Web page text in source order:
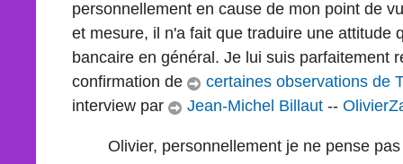
personnellement en cause de mon point de
et mesure, il n'a fait que traduire une attitude
bancaire en général. Je lui suis parfaitement
confirmation de
certaines observations de
interview par
Jean-Michel Billaut --
Olivier, personnellement je ne pense